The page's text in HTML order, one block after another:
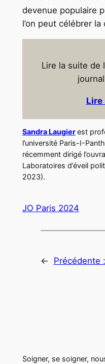
devenue populaire
l’on peut célébrer
Lire la suite de
journal
Lire
Sandra Laugierest
l’université Paris-I-
récemment dirigé
Laboratoires d’éveil
2023).
JO Paris 2024
← Précédente :
Soigner, se soigner,